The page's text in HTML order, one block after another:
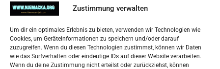
Zustimmung verwalten
Um dir ein optimales Erlebnis zu bieten, verwenden wir Technologien wie
Cookies, um Geräteinformationen zu speichern und/oder darauf
zuzugreifen. Wenn du diesen Technologien zustimmst, können wir Daten
wie das Surfverhalten oder eindeutige IDs auf dieser Website verarbeiten.
Wenn du deine Zustimmung nicht erteilst oder zurückziehst, können
Impressum
Datenschutzerklärung
Widerufsbelehrung
Oglašavanje / Postavite svoj oglas
Tko je “Idemo u Svijet – Njemačka?